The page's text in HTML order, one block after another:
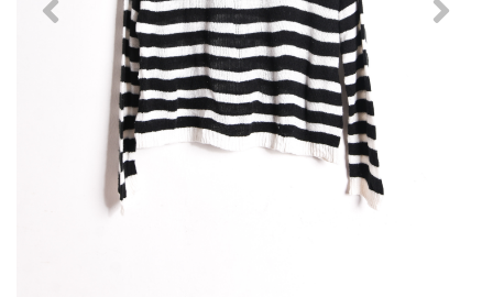
Previous Next